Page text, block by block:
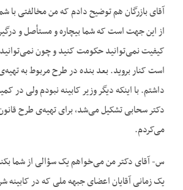
آقای بازرگان هم توضیح دادم که من مخالفتی با
از این جهت است که شما بیچاره و مستأصل و
کیفیت نمی‌‌توانید حکومت کنید و چون
است کنار بروید. بعد بنده در طرح مربوط به
داشتم. با اینکه دیگر وزیر کابینه نبودم ولی در
دکتر سحابی تشکیل می‌‌شد، برای تهیه‌‌ی طرح
می‌‌کردم.
س- آقای دکتر من می‌‌خواهم یک سؤالی از شما
یک زمانی آقایان اعضای جبهه ملی که در